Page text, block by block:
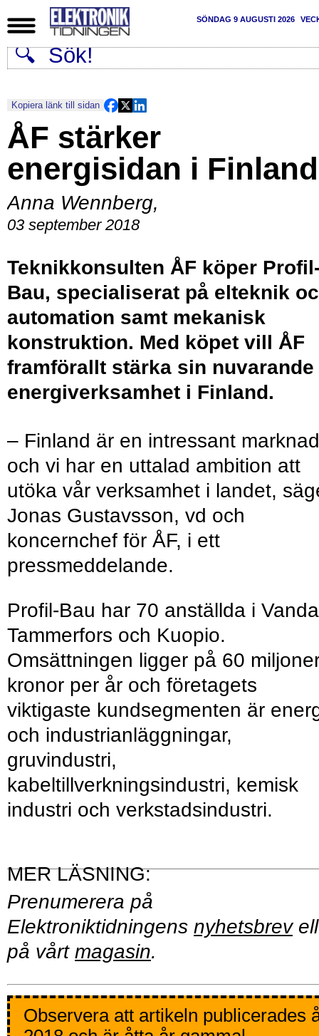
SÖNDAG 9 AUGUSTI 2026
Kopiera länk till sidan
ÅF stärker
energisidan i Finland
Anna Wennberg,
03 september 2018
Teknikkonsulten ÅF köper
Bau, specialiserat på elteknik
automation samt mekanisk
konstruktion. Med köpet vill ÅF
framförallt stärka sin nuvarande
energiverksamhet i Finland.
– Finland är en intressant marknad
och vi har en uttalad ambition att
utöka vår verksamhet i landet,
Jonas Gustavsson, vd och
koncernchef för ÅF, i ett
pressmeddelande.
Profil-Bau har 70 anställda i
Tammerfors och Kuopio.
Omsättningen ligger på 60
kronor per år och företagets
viktigaste kundsegmenten är
och industrianläggningar,
gruvindustri,
kabeltillverkningsindustri, kemisk
industri och verkstadsindustri.
Prenumerera på
Elektroniktidningens nyhetsbrev
på vårt magasin.
Observera att artikeln publicerades